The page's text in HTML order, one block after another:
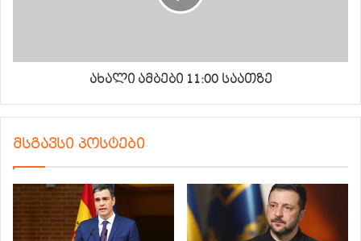
ახალი ამბები 11:00 საათზე
მსგავსი პოსტები